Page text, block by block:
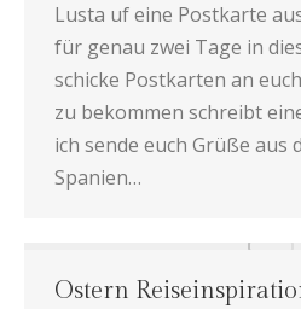
Lusta uf eine Postkarte
für genau zwei Tage in
schicke Postkarten an
zu bekommen schreibt
ich sende euch Grüße aus
Spanien…
Ostern